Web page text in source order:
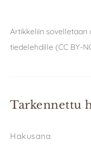
Artikkeliin sovelletaan
tiedelehdille (CC BY-
Tarkennettu
Hakusana